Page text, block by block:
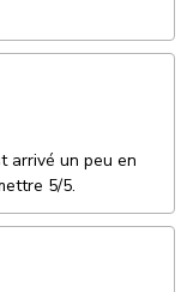
arrivé un peu en
5/5.